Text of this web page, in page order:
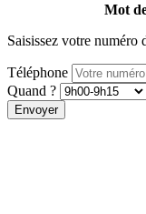
Mot
Saisissez votre numéro
Téléphone
Quand ?
Envoyer